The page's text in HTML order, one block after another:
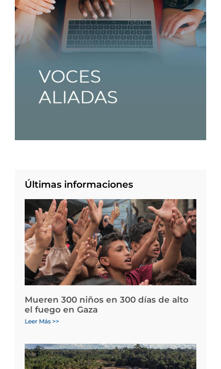
Últimas informaciones
Mueren 300 niños en 300 días de alto
el fuego en Gaza
Leer Más >>